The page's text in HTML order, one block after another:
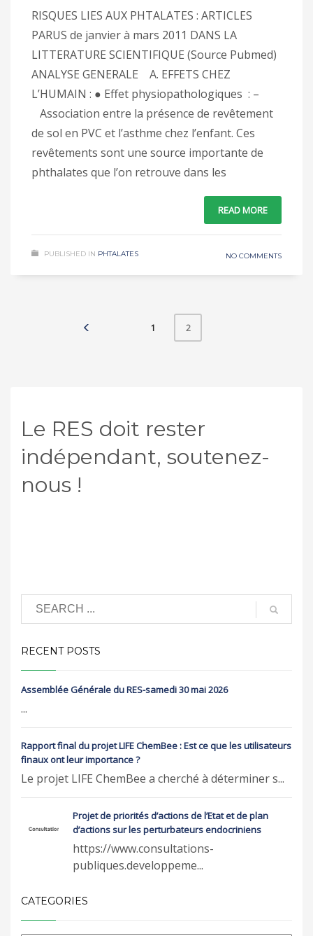
RISQUES LIES AUX PHTALATES : ARTICLES
PARUS de janvier à mars 2011 DANS LA
LITTERATURE SCIENTIFIQUE (Source Pubmed)
ANALYSE GENERALE A. EFFETS CHEZ
L’HUMAIN : ● Effet physiopathologiques : –
Association entre la présence de revêtement
de sol en PVC et l’asthme chez l’enfant. Ces
revêtements sont une source importante de
phthalates que l’on retrouve dans les
READ MORE
PUBLISHED IN PHTALATES NO COMMENTS
1 2
Le RES doit rester
indépendant, soutenez-
nous !
RECENT POSTS
Assemblée Générale du RES-samedi 30 mai 2026
...
Rapport final du projet LIFE ChemBee : Est ce que les utilisateurs
finaux ont leur importance ?
Le projet LIFE ChemBee a cherché à déterminer s...
Projet de priorités d’actions de l’Etat et de plan
d’actions sur les perturbateurs endocriniens
https://www.consultations-
publiques.developpeme...
CATEGORIES